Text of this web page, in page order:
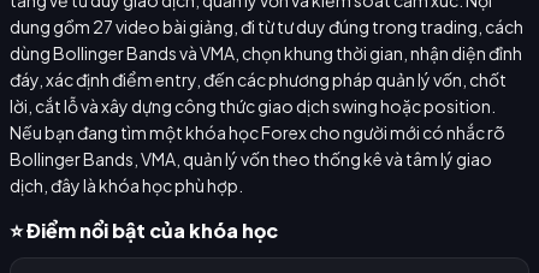
dung gồm 27 video bài giảng, đi từ tư duy đúng trong trading, cách
dùng Bollinger Bands và VMA, chọn khung thời gian, nhận diện đỉnh
đáy, xác định điểm entry, đến các phương pháp quản lý vốn, chốt
lời, cắt lỗ và xây dựng công thức giao dịch swing hoặc position.
Nếu bạn đang tìm một khóa học Forex cho người mới có nhắc rõ
Bollinger Bands, VMA, quản lý vốn theo thống kê và tâm lý giao
dịch, đây là khóa học phù hợp.
⭐ Điểm nổi bật của khóa học